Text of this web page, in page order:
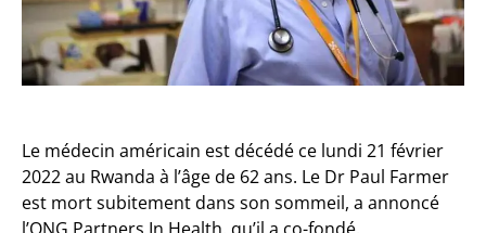
Le médecin américain est décédé ce lundi 21 février
2022 au Rwanda à l’âge de 62 ans. Le Dr Paul Farmer
est mort subitement dans son sommeil, a annoncé